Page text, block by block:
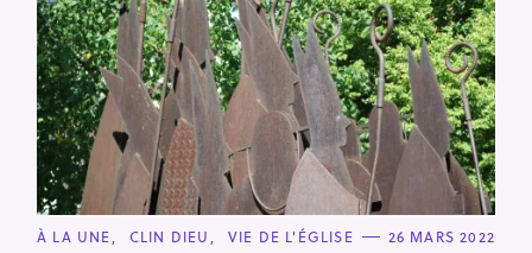
C
À LA UNE CLIN DIEU VIE DE L'ÉGLISE 26 MARS 2022